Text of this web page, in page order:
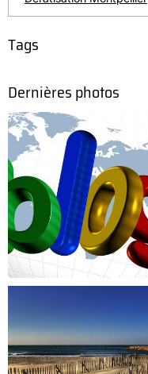
Tags
Dernières photos